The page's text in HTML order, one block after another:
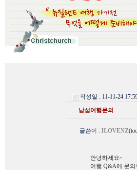
작성일 : 11-11-24
남섬여행문의
글쓴이 : ILOVENZ(
안녕하세요~
여행 Q&A에 문